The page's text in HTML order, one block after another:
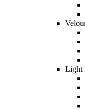
Light